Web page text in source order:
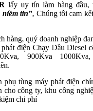
lấy uy tín làm hàng đầu,
niềm tin”, Chúng tôi cam
hàng, quý doanh nghiệp
phát điện Chạy Dầu Diesel
900Kva
phụ tùng máy phát điện
cho công ty, khu công
chi phí